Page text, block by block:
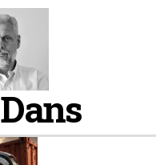
Dans